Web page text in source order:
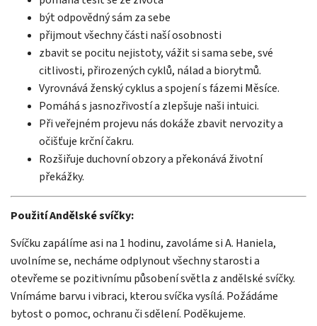
být odpovědný sám za sebe
přijmout všechny části naší osobnosti
zbavit se pocitu nejistoty, vážit si sama sebe, své
citlivosti, přirozených cyklů, nálad a biorytmů.
Vyrovnává ženský cyklus a spojení s fázemi Měsíce.
Pomáhá s jasnozřivostí a zlepšuje naši intuici.
Při veřejném projevu nás dokáže zbavit nervozity a
očišťuje krční čakru.
Rozšiřuje duchovní obzory a překonává životní
překážky.
Použití Andělské svíčky:
Svíčku zapálíme asi na 1 hodinu, zavoláme si A. Haniela,
uvolníme se, necháme odplynout všechny starosti a
otevřeme se pozitivnímu působení světla z andělské svíčky.
Vnímáme barvu i vibraci, kterou svíčka vysílá. Požádáme
bytost o pomoc, ochranu či sdělení. Poděkujeme.